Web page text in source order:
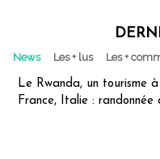
News Les + lus Les +
Le Rwanda, un tourisme
France, Italie :